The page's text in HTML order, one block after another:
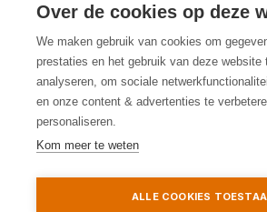
Privacy Policy
Meld je aan en mis geen enkele actie,
of nieuwe deal meer. Én je krijgt direct
Aanmelden
Over de cookies op deze
We maken gebruik van cookies om
prestaties en het gebruik van deze website
analyseren, om sociale
en onze content & advertenties te
personaliseren.
Kom meer te weten
ALLE COOKIES